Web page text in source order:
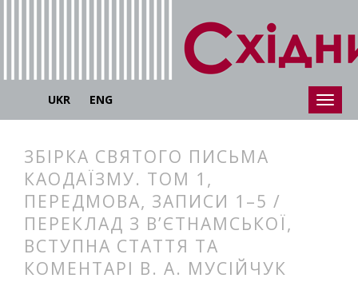
UKR ENG
ЗБІРКА СВЯТОГО ПИСЬМА
КАОДАЇЗМУ. ТОМ 1,
ПЕРЕДМОВА, ЗАПИСИ 1–5 /
ПЕРЕКЛАД З В’ЄТНАМСЬКОЇ,
ВСТУПНА СТАТТЯ ТА
КОМЕНТАРІ В. А. МУСІЙЧУК